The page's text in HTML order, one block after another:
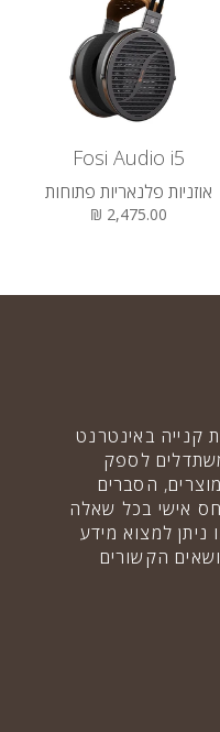
Fosi Audio i5
אוזניות פלנאריות פתוחות
2,475.00 ₪
קנייה באינטרנט
לספק
הסברים
אישי בכל שאלה
ניתן למצוא מידע
הקשורים